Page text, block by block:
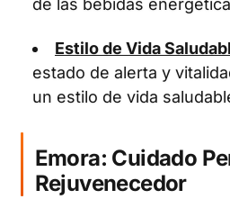
Estilo de Vida
estado de alerta y
un estilo de vida
Emora: Cuidado
Rejuvenecedor